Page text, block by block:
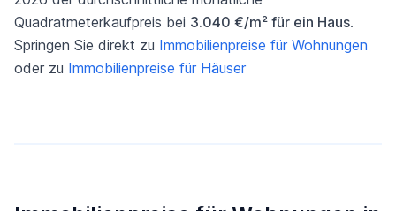
Quadratmeterkaufpreis bei 3.040 €/m² für ein Haus.
Springen Sie direkt zu Immobilienpreise für Wohnungen
oder zu Immobilienpreise für Häuser